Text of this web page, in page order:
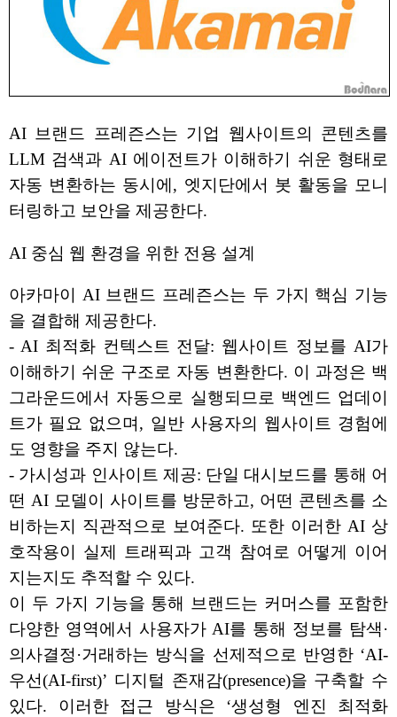
AI 브랜드 프레즌스는 기업 웹사이트의 콘텐츠를
LLM 검색과 AI 에이전트가 이해하기 쉬운 형태로
자동 변환하는 동시에, 엣지단에서 봇 활동을 모니
터링하고 보안을 제공한다.
AI 중심 웹 환경을 위한 전용 설계
아카마이 AI 브랜드 프레즌스는 두 가지 핵심 기능
을 결합해 제공한다.
- AI 최적화 컨텍스트 전달: 웹사이트 정보를 AI가
이해하기 쉬운 구조로 자동 변환한다. 이 과정은 백
그라운드에서 자동으로 실행되므로 백엔드 업데이
트가 필요 없으며, 일반 사용자의 웹사이트 경험에
도 영향을 주지 않는다.
- 가시성과 인사이트 제공: 단일 대시보드를 통해 어
떤 AI 모델이 사이트를 방문하고, 어떤 콘텐츠를 소
비하는지 직관적으로 보여준다. 또한 이러한 AI 상
호작용이 실제 트래픽과 고객 참여로 어떻게 이어
지는지도 추적할 수 있다.
이 두 가지 기능을 통해 브랜드는 커머스를 포함한
다양한 영역에서 사용자가 AI를 통해 정보를 탐색·
의사결정·거래하는 방식을 선제적으로 반영한 ‘AI-
우선(AI-first)’ 디지털 존재감(presence)을 구축할 수
있다. 이러한 접근 방식은 ‘생성형 엔진 최적화